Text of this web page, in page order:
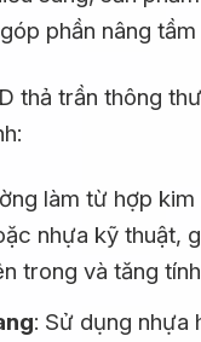
phần nâng
thả trần thông
làm từ hợp
nhựa kỹ thuật,
trong và tăng
: Sử dụng nhựa